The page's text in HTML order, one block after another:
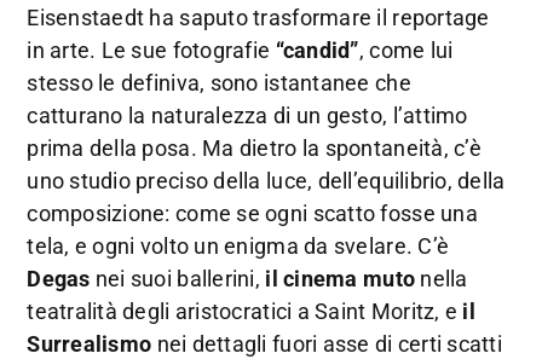
Eisenstaedt ha saputo trasformare il reportage
in arte. Le sue fotografie “candid”, come lui
stesso le definiva, sono istantanee che
catturano la naturalezza di un gesto, l’attimo
prima della posa. Ma dietro la spontaneità, c’è
uno studio preciso della luce, dell’equilibrio, della
composizione: come se ogni scatto fosse una
tela, e ogni volto un enigma da svelare. C’è
Degas nei suoi ballerini, il cinema muto nella
teatralità degli aristocratici a Saint Moritz, e il
Surrealismo nei dettagli fuori asse di certi scatti